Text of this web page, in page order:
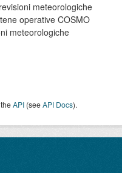
meteorologiche
operative COSMO
meteorologiche
API (seeAPI Docs).